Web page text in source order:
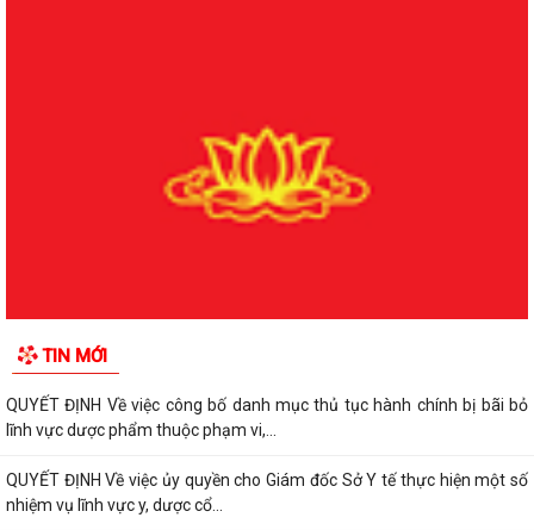
TIN MỚI
đổi, bổ sung lĩnh vực phòng bệnh...
QUYẾT ĐỊNH Về việc công bố danh mục thủ tục hành chính được sửa
đổi, bổ sung, bị bãi bỏ lĩnh vực...
lĩnh vực dược phẩm thuộc phạm vi,...
QUYẾT ĐỊNH Về việc công bố danh mục thủ tục hành chính bị bãi bỏ
lĩnh vực dược phẩm thuộc phạm vi,...
QUYẾT ĐỊNH Về việc ủy quyền cho Giám đốc Sở Y tế thực hiện một số
nhiệm vụ lĩnh vực y, dược cổ...